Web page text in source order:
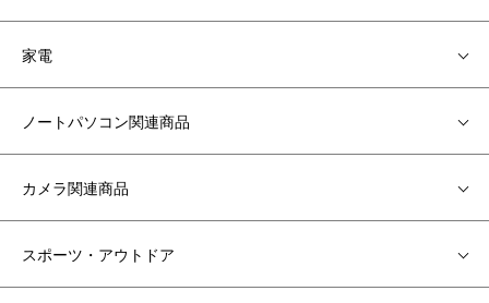
家電
ノートパソコン関連商品
カメラ関連商品
スポーツ・アウトドア